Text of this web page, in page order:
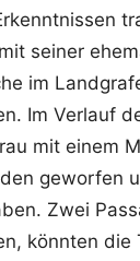
seiner
im
Im Verlauf
mit einem
geworfen
Zwei
könnten die